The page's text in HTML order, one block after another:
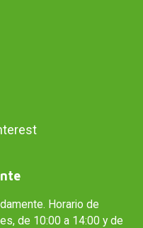
Horario de
de 10:00 a 14:00 y de